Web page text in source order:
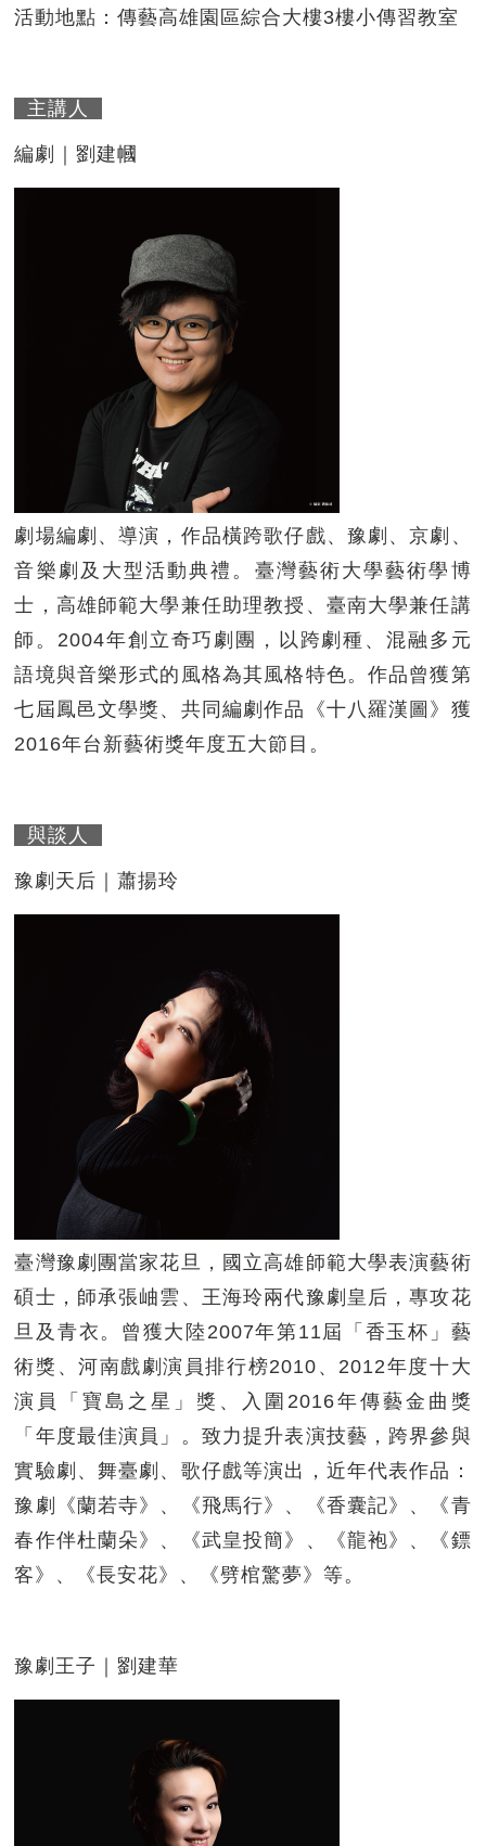
活動地點：傳藝高雄園區綜合大樓3樓小傳習教室
主講人
編劇｜劉建幗
劇場編劇、導演，作品橫跨歌仔戲、豫劇、京劇、
音樂劇及大型活動典禮。臺灣藝術大學藝術學博
士，高雄師範大學兼任助理教授、臺南大學兼任講
師。2004年創立奇巧劇團，以跨劇種、混融多元
語境與音樂形式的風格為其風格特色。作品曾獲第
七屆鳳邑文學獎、共同編劇作品《十八羅漢圖》獲
2016年台新藝術獎年度五大節目。
與談人
豫劇天后｜蕭揚玲
臺灣豫劇團當家花旦，國立高雄師範大學表演藝術
碩士，師承張岫雲、王海玲兩代豫劇皇后，專攻花
旦及青衣。曾獲大陸2007年第11屆「香玉杯」藝
術獎、河南戲劇演員排行榜2010、2012年度十大
演員「寶島之星」獎、入圍2016年傳藝金曲獎
「年度最佳演員」。致力提升表演技藝，跨界參與
實驗劇、舞臺劇、歌仔戲等演出，近年代表作品：
豫劇《蘭若寺》、《飛馬行》、《香囊記》、《青
春作伴杜蘭朵》、《武皇投簡》、《龍袍》、《鏢
客》、《長安花》、《劈棺驚夢》等。
豫劇王子｜劉建華